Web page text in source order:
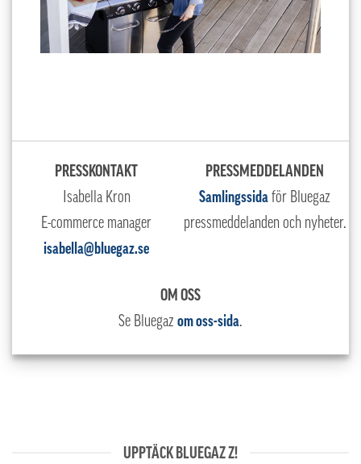
PRESSKONTAKT
Isabella Kron
E-commerce manager
isabella@bluegaz.se
PRESSMEDDELANDEN
Samlingssidaför Bluegaz
pressmeddelanden och nyheter.
OM OSS
Se Bluegaz om oss-sida.
UPPTÄCK BLUEGAZ Z!